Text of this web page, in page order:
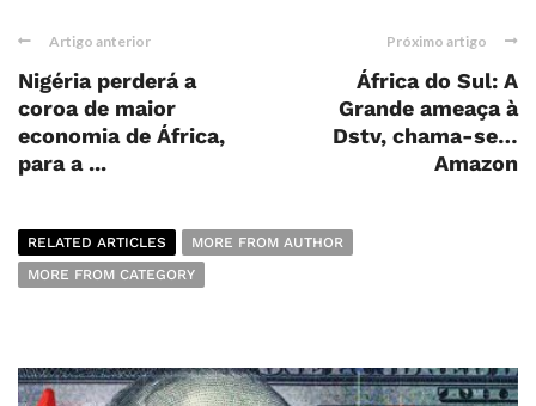
Artigo anterior
Nigéria perderá a
coroa de maior
economia de África,
para a ...
Próximo artigo
África do Sul: A
Grande ameaça à
Dstv, chama-se…
Amazon
RELATED ARTICLES
MORE FROM AUTHOR
MORE FROM CATEGORY